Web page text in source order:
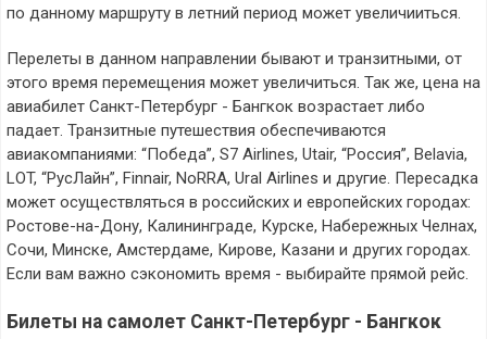
по данному маршруту в летний период может увеличииться.
Перелеты в данном направлении бывают и транзитными, от
этого время перемещения может увеличиться. Так же, цена на
авиабилет Санкт-Петербург - Бангкок возрастает либо
падает. Транзитные путешествия обеспечиваются
авиакомпаниями: “Победа”, S7 Airlines, Utair, “Россия”, Belavia,
LOT, “РусЛайн”, Finnair, NoRRA, Ural Airlines и другие. Пересадка
может осуществляться в российских и европейских городах:
Ростове-на-Дону, Калининграде, Курске, Набережных Челнах,
Сочи, Минске, Амстердаме, Кирове, Казани и других городах.
Если вам важно сэкономить время - выбирайте прямой рейс.
Билеты на самолет Санкт-Петербург - Бангкок